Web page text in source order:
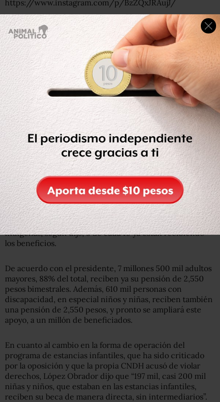
https://www.instagram.com/p/BzZQxJRAujJ/
Con la compra consolidada de medicamentos para el
segundo semestre, aseguró, se logró un ahorro de 2 mil
700 millones de pesos, y en general, en los procesos de
compra de su gobierno se alcanzaron ahorros por 113 mil
millones de pesos.
Otros puntos de ahorro que refirió es que se eliminaron
los cargos de asesores, que ya no se han comprado
vehículos nuevos para altos funcionarios, y queya “no
existe el consejo de promoción turística que manejaba
sin honestidad ni transparencia, los impuestos
cobrados a extranjeros”, además de que desaparecieron
51 oficinas de ProMéxico en otros países, con lo que se
tendrán ahorros de al menos 8 mil millones de pesos,
destinados al proyecto del Tren Maya.
López Obrador dio la cifra de los programas de apoyo de
la Secretaría de Bienestar ya están llegando a 3 de cada
10 hogares en México. En el caso de comunidades
indígenas, según dijo, 8 de cada 10 ya están recibiendo
los beneficios.
De acuerdo con el presidente, 7 millones 500 mil adultos
mayores, 88% del total, reciben ya su pensión de 2,550
pesos bimestrales. Además, 610 mil personas con
discapacidad, en especial niños y niñas, reciben también
una pensión de 2,550 pesos, y pronto se ampliará este
apoyo, a un millón de beneficiados.
En cuanto al cambio en la forma de operación del
programa de estancias infantiles, que ha sido criticado
por la oposición y que la propia CNDH acusó de violar
derechos, López Obrador dijo que “197 mil, casi 200 mil
niñas y niños, que estaban en las estancias infantiles,
reciben su beca de manera directa, sin intermediarios”.